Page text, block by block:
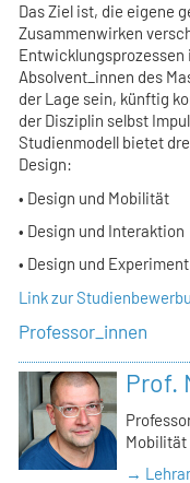
Das Ziel ist, die eigene
Zusammenwirken
Entwicklungsprozessen
Absolvent_innen des
der Lage sein, künftig
der Disziplin selbst
Studienmodell bietet
Design:
• Design und Mobilität
• Design und Interaktion
• Design und Experiment
Link zur
Professor_innen
Prof.
Mobilität
→